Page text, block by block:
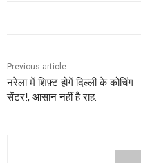
Previous article
नरेला में शिफ़्ट होगें दिल्ली के कोचिंग
सेंटर!, आसान नहीं है राह.